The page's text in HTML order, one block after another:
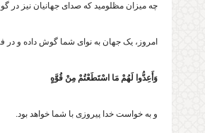
چه میزان مظلومید که صدای جهانیان نیز در
امروز، یک جهان به نوای شما گوش داده و در
وَأَعِدُّوا لَهُمْ مَا اسْتَطَعْتُمْ مِنْ قُوَّهٍ
و‌ به خواست خدا پیروزی با شما خواهد بود.